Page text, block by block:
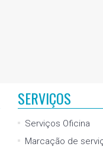
SERVIÇOS
Serviços Oficina
Marcação de